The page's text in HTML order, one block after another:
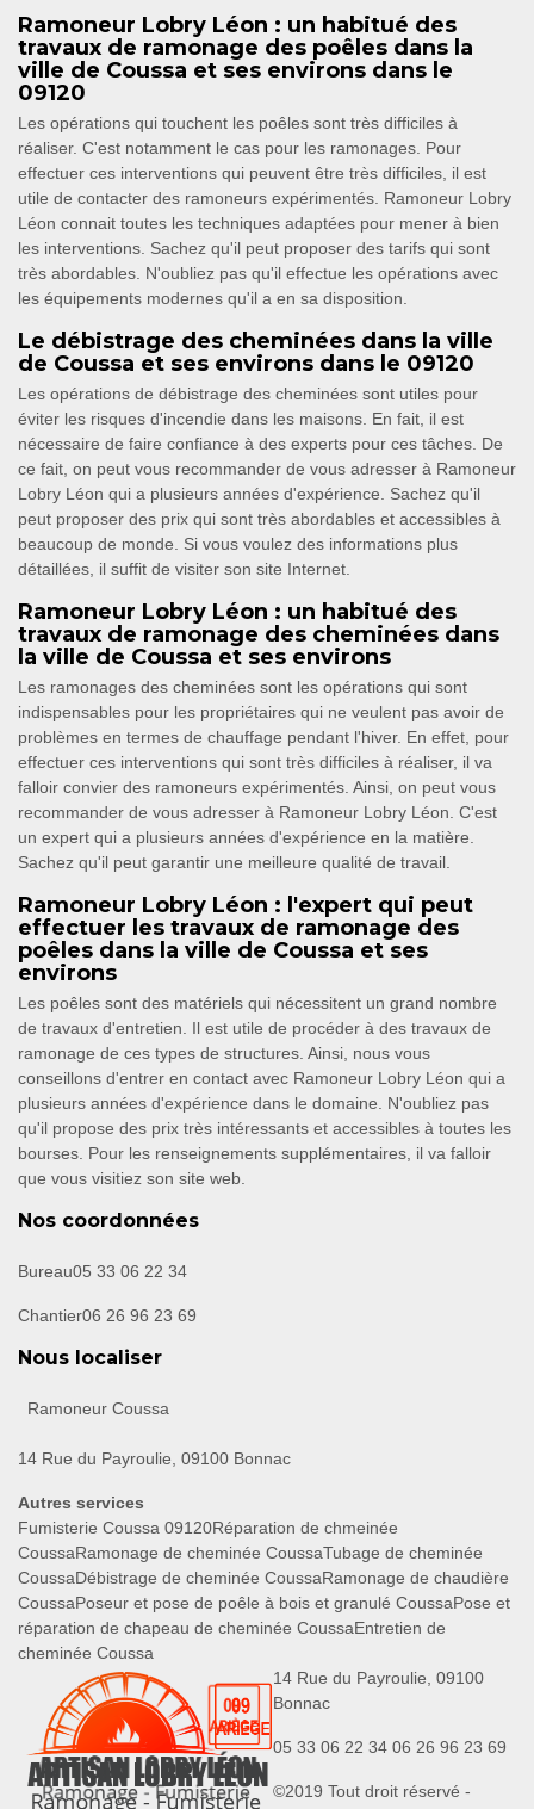
Ramoneur Lobry Léon : un habitué des
travaux de ramonage des poêles dans la
ville de Coussa et ses environs dans le
09120
Les opérations qui touchent les poêles sont très difficiles à
réaliser. C'est notamment le cas pour les ramonages. Pour
effectuer ces interventions qui peuvent être très difficiles, il est
utile de contacter des ramoneurs expérimentés. Ramoneur Lobry
Léon connait toutes les techniques adaptées pour mener à bien
les interventions. Sachez qu'il peut proposer des tarifs qui sont
très abordables. N'oubliez pas qu'il effectue les opérations avec
les équipements modernes qu'il a en sa disposition.
Le débistrage des cheminées dans la ville
de Coussa et ses environs dans le 09120
Les opérations de débistrage des cheminées sont utiles pour
éviter les risques d'incendie dans les maisons. En fait, il est
nécessaire de faire confiance à des experts pour ces tâches. De
ce fait, on peut vous recommander de vous adresser à Ramoneur
Lobry Léon qui a plusieurs années d'expérience. Sachez qu'il
peut proposer des prix qui sont très abordables et accessibles à
beaucoup de monde. Si vous voulez des informations plus
détaillées, il suffit de visiter son site Internet.
Ramoneur Lobry Léon : un habitué des
travaux de ramonage des cheminées dans
la ville de Coussa et ses environs
Les ramonages des cheminées sont les opérations qui sont
indispensables pour les propriétaires qui ne veulent pas avoir de
problèmes en termes de chauffage pendant l'hiver. En effet, pour
effectuer ces interventions qui sont très difficiles à réaliser, il va
falloir convier des ramoneurs expérimentés. Ainsi, on peut vous
recommander de vous adresser à Ramoneur Lobry Léon. C'est
un expert qui a plusieurs années d'expérience en la matière.
Sachez qu'il peut garantir une meilleure qualité de travail.
Ramoneur Lobry Léon : l'expert qui peut
effectuer les travaux de ramonage des
poêles dans la ville de Coussa et ses
environs
Les poêles sont des matériels qui nécessitent un grand nombre
de travaux d'entretien. Il est utile de procéder à des travaux de
ramonage de ces types de structures. Ainsi, nous vous
conseillons d'entrer en contact avec Ramoneur Lobry Léon qui a
plusieurs années d'expérience dans le domaine. N'oubliez pas
qu'il propose des prix très intéressants et accessibles à toutes les
bourses. Pour les renseignements supplémentaires, il va falloir
que vous visitiez son site web.
Nos coordonnées
Bureau05 33 06 22 34
Chantier06 26 96 23 69
Nous localiser
Ramoneur Coussa
14 Rue du Payroulie, 09100 Bonnac
Autres services
Fumisterie Coussa 09120Réparation de chmeinée
CoussaRamonage de cheminée CoussaTubage de cheminée
CoussaDébistrage de cheminée CoussaRamonage de chaudière
CoussaPoseur et pose de poêle à bois et granulé CoussaPose et
réparation de chapeau de cheminée CoussaEntretien de
cheminée Coussa
14 Rue du Payroulie, 09100
Bonnac
05 33 06 22 34 06 26 96 23 69
©2019 Tout droit réservé -